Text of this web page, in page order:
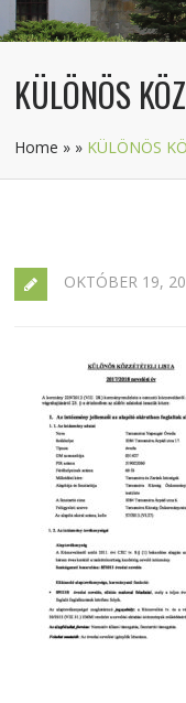
KÜLÖNÖS
Home » » KÜLÖNÖS
OKTÓBER 19,